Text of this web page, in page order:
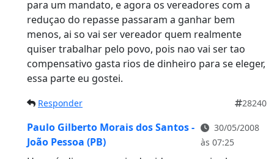
para um mandato, e agora os vereadores com a
reduçao do repasse passaram a ganhar bem
menos, ai so vai ser vereador quem realmente
quiser trabalhar pelo povo, pois nao vai ser tao
compensativo gasta rios de dinheiro para se eleger,
essa parte eu gostei.
Responder 28240
Paulo Gilberto Morais dos Santos -
João Pessoa (PB)
30/05/2008
às 07:25